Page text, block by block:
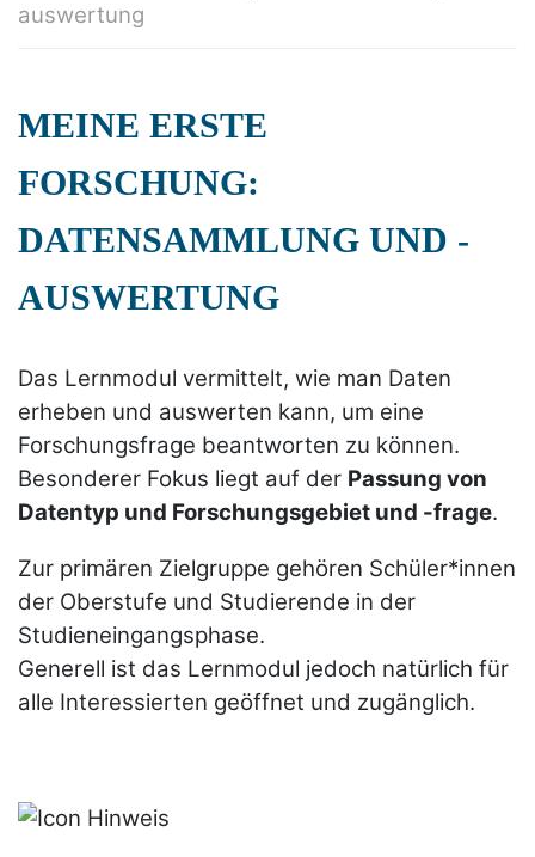
auswertung
MEINE ERSTE
FORSCHUNG:
DATENSAMMLUNG UND -
AUSWERTUNG
Das Lernmodul vermittelt, wie man Daten
erheben und auswerten kann, um eine
Forschungsfrage beantworten zu können.
Besonderer Fokus liegt auf der Passung von
Datentyp und Forschungsgebiet und -frage.
Zur primären Zielgruppe gehören Schüler*innen
der Oberstufe und Studierende in der
Studieneingangsphase.
Generell ist das Lernmodul jedoch natürlich für
alle Interessierten geöffnet und zugänglich.